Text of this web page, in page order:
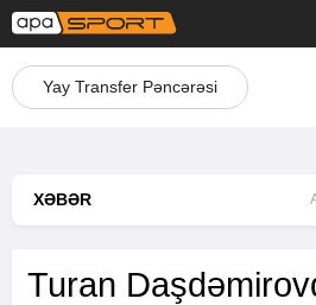
Yay Transfer Pəncərəsi
XƏBƏR
Turan